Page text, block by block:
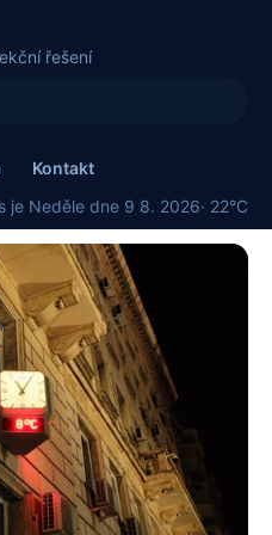
řešení
Kontakt
je Neděle dne 9 8. 2026· 22°C